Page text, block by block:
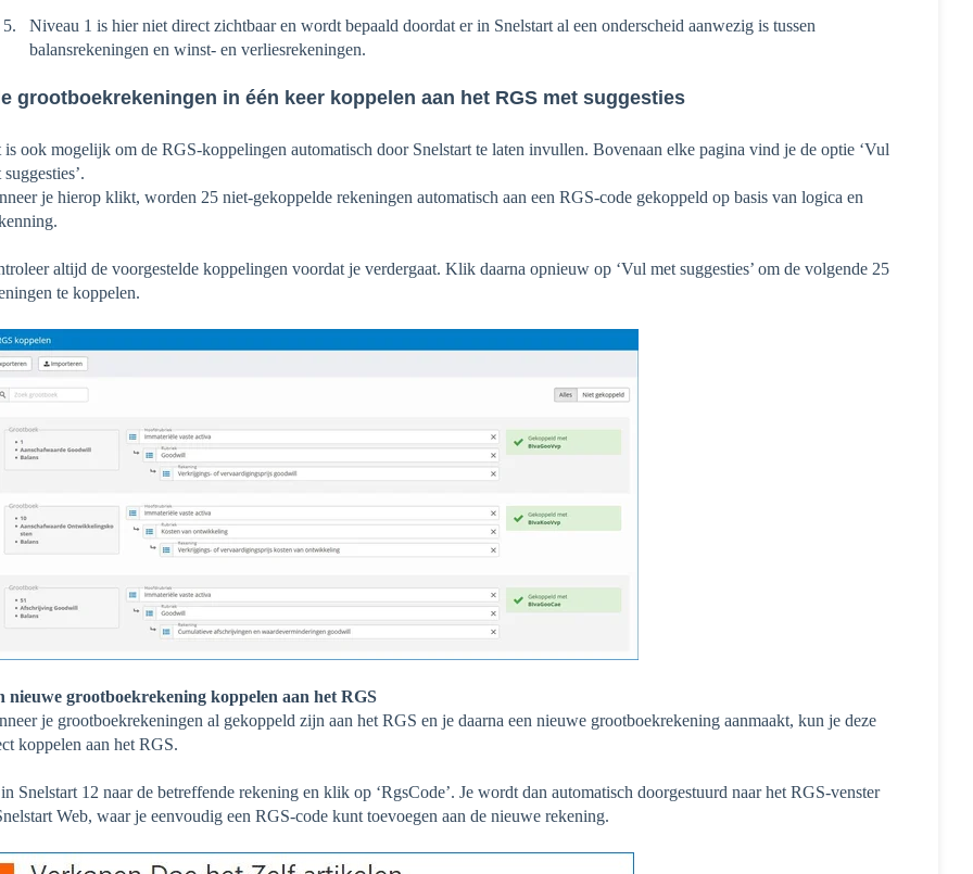
Niveau 1 is hier niet direct zichtbaar en wordt bepaald doordat er in Snelstart al een onderscheid aanwezig is tussen
balansrekeningen en winst- en verliesrekeningen.
grootboekrekeningen in één keer koppelen aan het RGS met suggesties
is ook mogelijk om de RGS-koppelingen automatisch door Snelstart te laten invullen. Bovenaan elke pagina vind je de optie ‘Vul
suggesties’.
je hierop klikt, worden 25 niet-gekoppelde rekeningen automatisch aan een RGS-code gekoppeld op basis van logica en
altijd de voorgestelde koppelingen voordat je verdergaat. Klik daarna opnieuw op ‘Vul met suggesties’ om de volgende 25
te koppelen.
nieuwe grootboekrekening koppelen aan het RGS
je grootboekrekeningen al gekoppeld zijn aan het RGS en je daarna een nieuwe grootboekrekening aanmaakt, kun je deze
koppelen aan het RGS.
Snelstart 12 naar de betreffende rekening en klik op ‘RgsCode’. Je wordt dan automatisch doorgestuurd naar het RGS-venster
Web, waar je eenvoudig een RGS-code kunt toevoegen aan de nieuwe rekening.